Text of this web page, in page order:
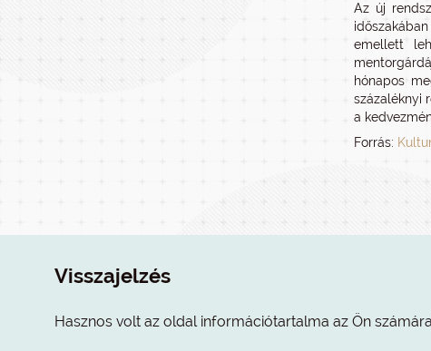
Az új
emellett
hónapos
százaléknyi
a
Forrás:
Visszajelzés
Hasznos volt az oldal információtartalma az Ön